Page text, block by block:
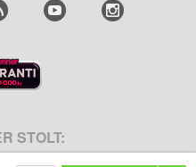
STOLT: